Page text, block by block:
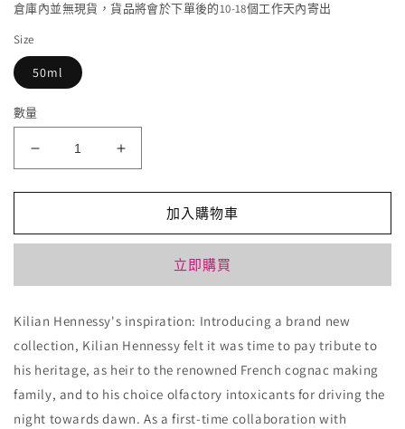
案
倉庫內並無現貨，貨品將會於下單後的10-18個工作天內寄出
Size
50ml
數量
On
數
量
減
少
Kilian
On
數
量
增
加
加入購物車
立即購買
Kilian Hennessy's inspiration: Introducing a brand new
collection, Kilian Hennessy felt it was time to pay tribute to
his heritage, as heir to the renowned French cognac making
family, and to his choice olfactory intoxicants for driving the
night towards dawn. As a first-time collaboration with